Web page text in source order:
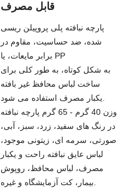
قابل مصرف
پارچه نبافته پلی پروپیلن ریسی
شده، ضد حساسیت، مقاوم در
برابر مایعات، یا PP
به شکل کوتاه، به طور کلی برای
ساخت لباس محافظ غیر بافته
وزن 40 گرم - 65 گرم پارچه نبافته
در رنگ های سفید، زرد، سبز، آبی،
صورتی، سرمه ای، زیتونی موجود،
لباس عایق نبافته راحت و یکبار
مصرف، لباس محافظ، روپوش